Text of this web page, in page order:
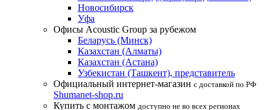
Новосибирск
Уфа
Офисы Acoustic Group за рубежом
Беларусь (Минск)
Казахстан (Алматы)
Казахстан (Астана)
Узбекистан (Ташкент), представитель
Официальный интернет-магазин с доставкой по РФ
Shumanet-shop.ru
Купить с монтажом доступно не во всех регионах